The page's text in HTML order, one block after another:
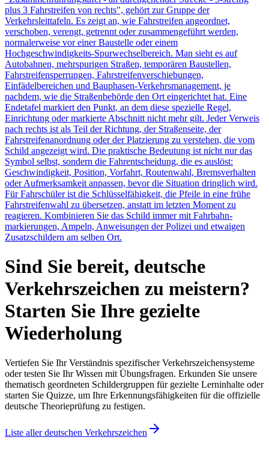
plus 3 Fahrstreifen von rechts", gehört zur Gruppe der
Verkehrsleittafeln. Es zeigt an, wie Fahrstreifen angeordnet,
verschoben, verengt, getrennt oder zusammengeführt werden,
normalerweise vor einer Baustelle oder einem
Hochgeschwindigkeits-Spurwechselbereich. Man sieht es auf
Autobahnen, mehrspurigen Straßen, temporären Baustellen,
Fahrstreifen­sperrungen, Fahrstreifen­verschiebungen,
Einfädelbereichen und Bauphasen-Verkehrs­management, je
nachdem, wie die Straßen­behörde den Ort eingerichtet hat. Eine
Endetafel markiert den Punkt, an dem diese spezielle Regel,
Einrichtung oder markierte Abschnitt nicht mehr gilt. Jeder Verweis
nach rechts ist als Teil der Richtung, der Straßen­seite, der
Fahrstreifen­anordnung oder der Platzierung zu verstehen, die vom
Schild angezeigt wird. Die praktische Bedeutung ist nicht nur das
Symbol selbst, sondern die Fahr­entscheidung, die es auslöst:
Geschwindigkeit, Position, Vorfahrt, Routen­wahl, Brems­verhalten
oder Aufmerksamkeit anpassen, bevor die Situation dringlich wird.
Für Fahrschüler ist die Schlüssel­fähigkeit, die Pfeile in eine frühe
Fahrstreifen­wahl zu übersetzen, anstatt im letzten Moment zu
reagieren. Kombinieren Sie das Schild immer mit Fahrbahn­
markierungen, Ampeln, Anweisungen der Polizei und etwaigen
Zusatz­schildern am selben Ort.
Sind Sie bereit, deutsche
Verkehrszeichen zu meistern?
Starten Sie Ihre gezielte
Wiederholung
Vertiefen Sie Ihr Verständnis spezifischer Verkehrszeichensysteme
oder testen Sie Ihr Wissen mit Übungsfragen. Erkunden Sie unsere
thematisch geordneten Schildergruppen für gezielte Lerninhalte oder
starten Sie Quizze, um Ihre Erkennungsfähigkeiten für die offizielle
deutsche Theorieprüfung zu festigen.
Liste aller deutschen Verkehrszeichen